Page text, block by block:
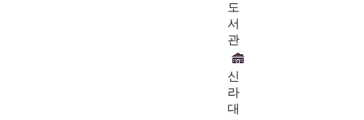
도
서
관
신
라
대